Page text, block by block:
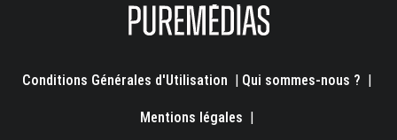
Conditions Générales d'Utilisation Qui sommes-nous ?
Mentions légales